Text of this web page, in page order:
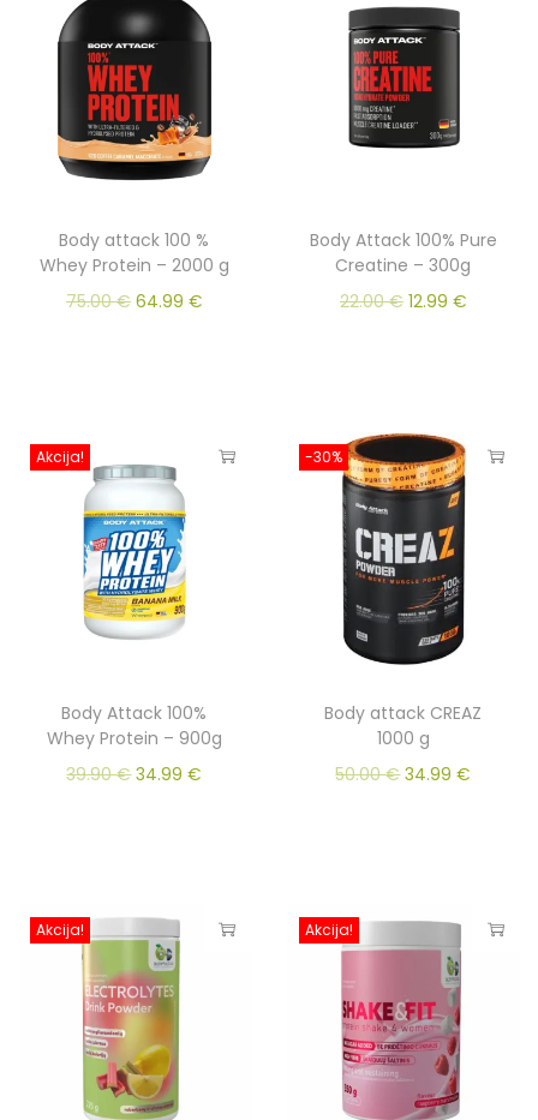
Body attack 100 %
Whey Protein – 2000 g
75.00€ 64.99 €
Body Attack 100% Pure
Creatine – 300g
22.00€ 12.99 €
Akcija!
Body Attack 100%
Whey Protein – 900g
39.90€ 34.99€
-30%
Body attack CREAZ
1000 g
50.00€ 34.99€
Akcija! Akcija!